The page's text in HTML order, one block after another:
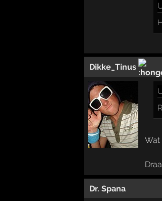
Dikke_Tinus
Wat
Dr. Spana